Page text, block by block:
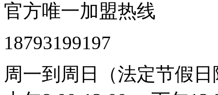
官方唯一加盟热线
18793199197
周一到周日（法定节假